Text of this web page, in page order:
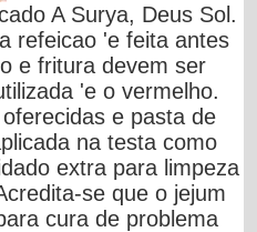
A Surya, Deus Sol.
refeicao 'e feita antes
e fritura devem ser
'e o vermelho.
e pasta de
na testa como
extra para limpeza
se que o jejum
cura de problema